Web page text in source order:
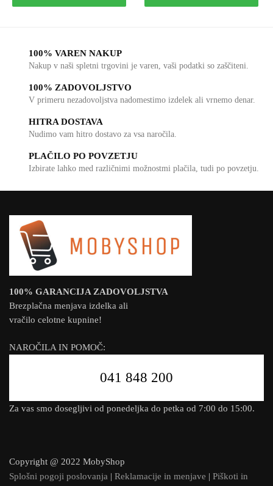
100% VAREN NAKUP
Nakup v naši spletni trgovini je varen, vaši podatki so zaščiteni.
100% ZADOVOLJSTVO
V primeru nezadovoljstva nadomestimo izdelek ali vrnemo denar.
HITRA DOSTAVA
Nudimo vam hitro dostavo za vsa naročila.
PLAČILO PO POVZETJU
Izbirate lahko med različnimi možnostmi plačila, tudi po povzetju.
100% GARANCIJA ZADOVOLJSTVA
Brezplačna menjava izdelka ali
vračilo celotne kupnine!
NAROČILA IN POMOČ:
041 848 200
Za vas smo dosegljivi od ponedeljka do petka od 7:00 do 15:00.
Copyright @ 2022 MobyShop
Splošni pogoji poslovanja | Reklamacije in menjave | Piškoti in